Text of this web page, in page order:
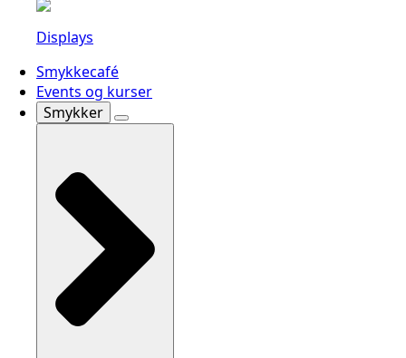
Displays
Smykkecafé
Events og kurser
Smykker